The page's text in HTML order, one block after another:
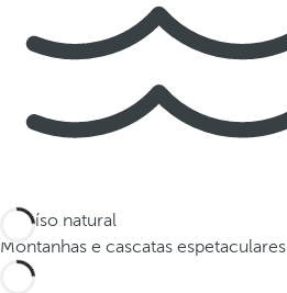
Paraíso natural
Montanhas e cascatas espetaculares